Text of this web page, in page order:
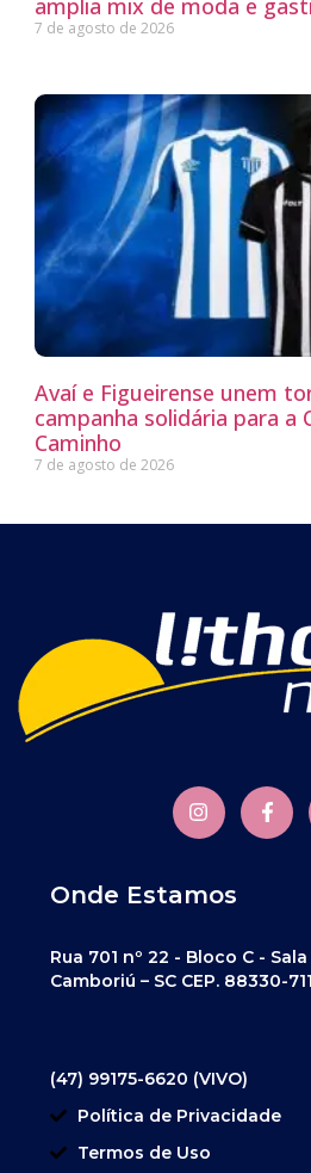
amplia mix de moda e
7 de agosto de 2026
Avaí e Figueirense unem
campanha solidária para a
Caminho
7 de agosto de 2026
Onde Estamos
Rua 701 nº 22 - Bloco C -
Camboriú – SC CEP. 88330-
(47) 99175-6620 (VIVO)
Política de Privacidade
Termos de Uso